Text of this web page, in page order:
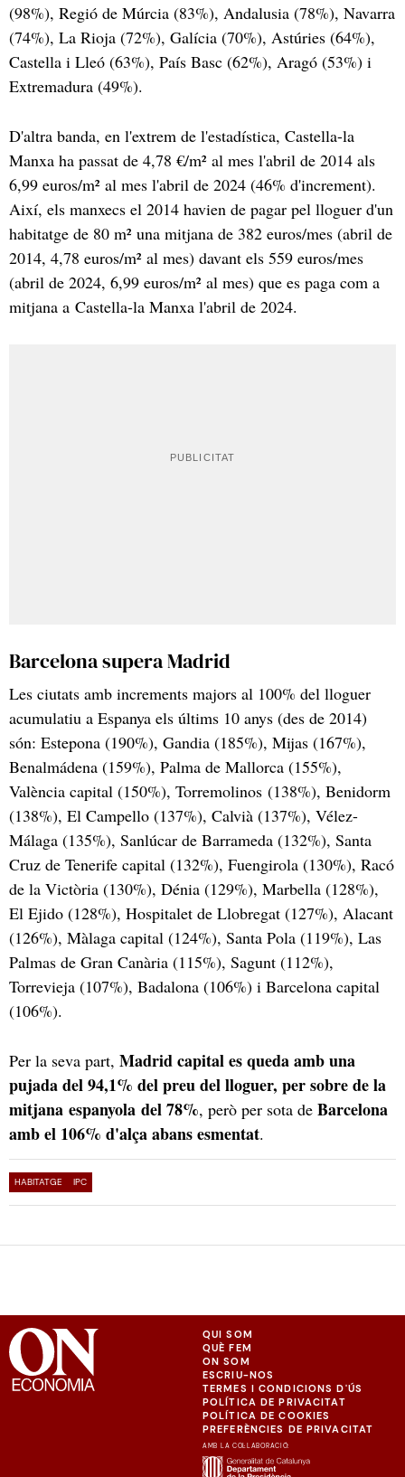
(98%), Regió de Múrcia (83%), Andalusia (78%), Navarra
(74%), La Rioja (72%), Galícia (70%), Astúries (64%),
Castella i Lleó (63%), País Basc (62%), Aragó (53%) i
Extremadura (49%).
D'altra banda, en l'extrem de l'estadística, Castella-la
Manxa ha passat de 4,78 €/m² al mes l'abril de 2014 als
6,99 euros/m² al mes l'abril de 2024 (46% d'increment).
Així, els manxecs el 2014 havien de pagar pel lloguer d'un
habitatge de 80 m² una mitjana de 382 euros/mes (abril de
2014, 4,78 euros/m² al mes) davant els 559 euros/mes
(abril de 2024, 6,99 euros/m² al mes) que es paga com a
mitjana a Castella-la Manxa l'abril de 2024.
Barcelona supera Madrid
Les ciutats amb increments majors al 100% del lloguer
acumulatiu a Espanya els últims 10 anys (des de 2014)
són: Estepona (190%), Gandia (185%), Mijas (167%),
Benalmádena (159%), Palma de Mallorca (155%),
València capital (150%), Torremolinos (138%), Benidorm
(138%), El Campello (137%), Calvià (137%), Vélez-
Málaga (135%), Sanlúcar de Barrameda (132%), Santa
Cruz de Tenerife capital (132%), Fuengirola (130%), Racó
de la Victòria (130%), Dénia (129%), Marbella (128%),
El Ejido (128%), Hospitalet de Llobregat (127%), Alacant
(126%), Màlaga capital (124%), Santa Pola (119%), Las
Palmas de Gran Canària (115%), Sagunt (112%),
Torrevieja (107%), Badalona (106%) i Barcelona capital
(106%).
Per la seva part, Madrid capital es queda amb una
pujada del 94,1% del preu del lloguer, per sobre de la
mitjana espanyola del 78%, però per sota de Barcelona
amb el 106% d'alça abans esmentat.
HABITATGE IPC
QUI SOM
QUÈ FEM
ON SOM
ESCRIU-NOS
TERMES I CONDICIONS D'ÚS
POLÍTICA DE PRIVACITAT
POLÍTICA DE COOKIES
PREFERÈNCIES DE PRIVACITAT
AMB LA COL·LABORACIÓ: